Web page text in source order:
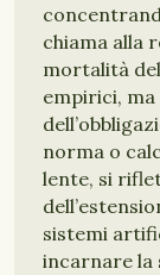
chiama alla
mortalità
empirici,
norma o
lente, si
sistemi
incarnare la